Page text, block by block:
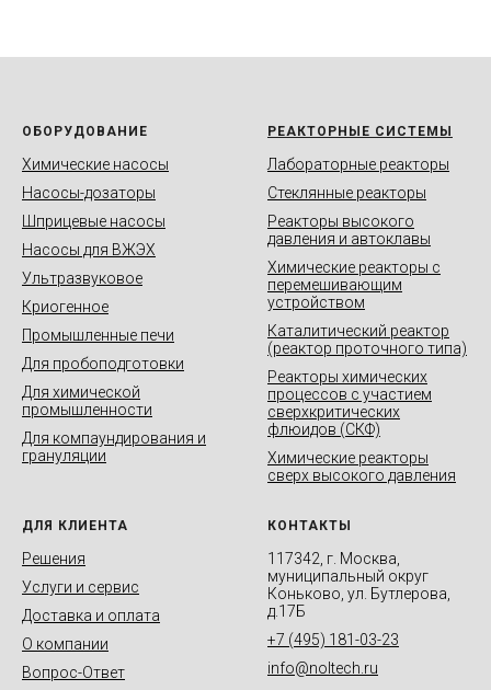
ОБОРУДОВАНИЕ
Химические насосы
Насосы-дозаторы
Шприцевые насосы
Насосы для ВЖЭХ
Ультразвуковое
Криогенное
Промышленные печи
Для пробоподготовки
Для химической
промышленности
Для компаундирования и
грануляции
РЕАКТОРНЫЕ СИСТЕМЫ
Лабораторные реакторы
Стеклянные реакторы
Реакторы высокого
давления и автоклавы
Химические реакторы с
перемешивающим
устройством
Каталитический реактор
(реактор проточного типа)
Реакторы химических
процессов с участием
сверхкритических
флюидов (СКФ)
Химические реакторы
сверх высокого давления
ДЛЯ КЛИЕНТА
Решения
Услуги и сервис
Доставка и оплата
О компании
Вопрос-Ответ
КОНТАКТЫ
117342, г. Москва,
муниципальный округ
Коньково, ул. Бутлерова,
д.17Б
+7 (495) 181-03-23
info@noltech.ru